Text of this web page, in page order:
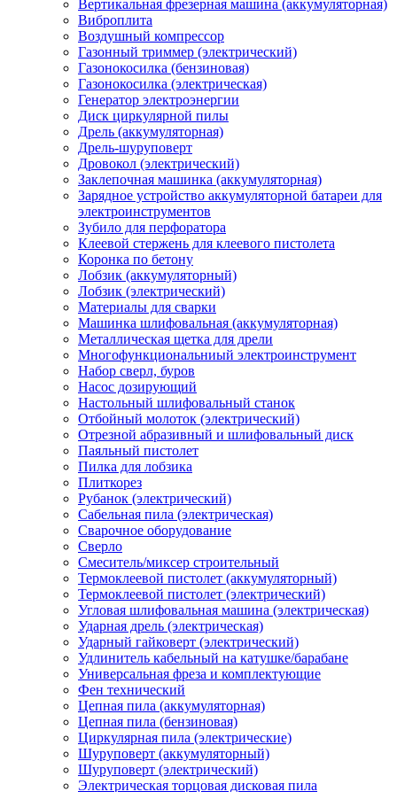
Вертикальная фрезерная машина (аккумуляторная)
Виброплита
Воздушный компрессор
Газонный триммер (электрический)
Газонокосилка (бензиновая)
Газонокосилка (электрическая)
Генератор электроэнергии
Диск циркулярной пилы
Дрель (аккумуляторная)
Дрель-шуруповерт
Дровокол (электрический)
Заклепочная машинка (аккумуляторная)
Зарядное устройство аккумуляторной батареи для
электроинструментов
Зубило для перфоратора
Клеевой стержень для клеевого пистолета
Коронка по бетону
Лобзик (аккумуляторный)
Лобзик (электрический)
Материалы для сварки
Машинка шлифовальная (аккумуляторная)
Металлическая щетка для дрели
Многофункциональниый электроинструмент
Набор сверл, буров
Насос дозирующий
Настольный шлифовальный станок
Отбойный молоток (электрический)
Отрезной абразивный и шлифовальный диск
Паяльный пистолет
Пилка для лобзика
Плиткорез
Рубанок (электрический)
Сабельная пила (электрическая)
Сварочное оборудование
Сверло
Смеситель/миксер строительный
Термоклеевой пистолет (аккумуляторный)
Термоклеевой пистолет (электрический)
Угловая шлифовальная машина (электрическая)
Ударная дрель (электрическая)
Ударный гайковерт (электрический)
Удлинитель кабельный на катушке/барабане
Универсальная фреза и комплектующие
Фен технический
Цепная пила (аккумуляторная)
Цепная пила (бензиновая)
Циркулярная пила (электрические)
Шуруповерт (аккумуляторный)
Шуруповерт (электрический)
Электрическая торцовая дисковая пила